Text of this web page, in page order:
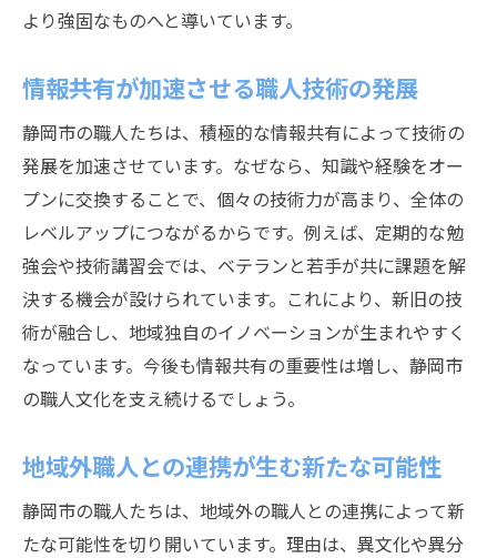
より強固なものへと導いています。
情報共有が加速させる職人技術の発展
静岡市の職人たちは、積極的な情報共有によって技術の
発展を加速させています。なぜなら、知識や経験をオー
プンに交換することで、個々の技術力が高まり、全体の
レベルアップにつながるからです。例えば、定期的な勉
強会や技術講習会では、ベテランと若手が共に課題を解
決する機会が設けられています。これにより、新旧の技
術が融合し、地域独自のイノベーションが生まれやすく
なっています。今後も情報共有の重要性は増し、静岡市
の職人文化を支え続けるでしょう。
地域外職人との連携が生む新たな可能性
静岡市の職人たちは、地域外の職人との連携によって新
たな可能性を切り開いています。理由は、異文化や異分